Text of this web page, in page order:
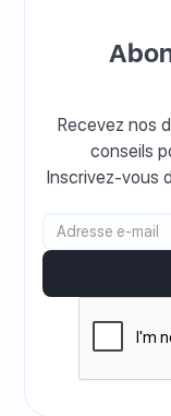
Recevez nos
conseils
Inscrivez-vous